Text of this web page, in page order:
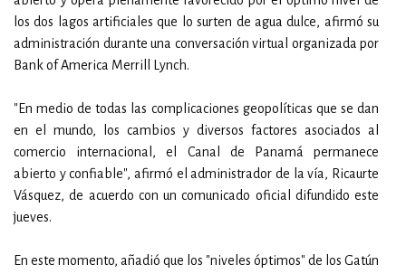
los dos lagos artificiales que lo surten de agua dulce, afirmó su
administración durante una conversación virtual organizada por
Bank of America Merrill Lynch.
"En medio de todas las complicaciones geopolíticas que se dan
en el mundo, los cambios y diversos factores asociados al
comercio internacional, el Canal de Panamá permanece
abierto y confiable", afirmó el administrador de la vía, Ricaurte
Vásquez, de acuerdo con un comunicado oficial difundido este
jueves.
En este momento, añadió que los "niveles óptimos" de los Gatún